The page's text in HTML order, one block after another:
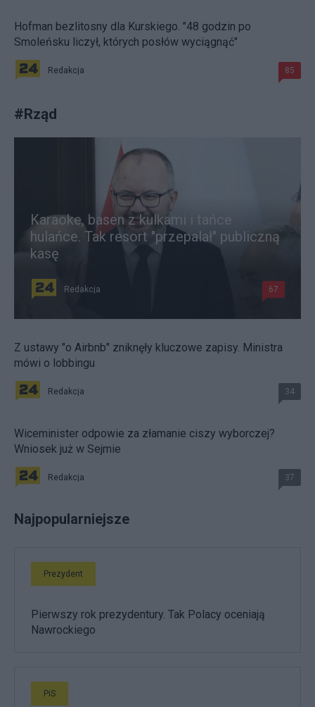
Hofman bezlitosny dla Kurskiego. "48 godzin po
Smoleńsku liczył, których posłów wyciągnąć"
Redakcja 85
#Rząd
Karaoke, basen z kulkami i tańce
hulańce. Tak resort "przepalał" publiczną
kasę
Redakcja 67
Z ustawy "o Airbnb" zniknęły kluczowe zapisy. Ministra
mówi o lobbingu
Redakcja 34
Wiceminister odpowie za złamanie ciszy wyborczej?
Wniosek już w Sejmie
Redakcja 37
Najpopularniejsze
Prezydent
Pierwszy rok prezydentury. Tak Polacy oceniają
Nawrockiego
PiS